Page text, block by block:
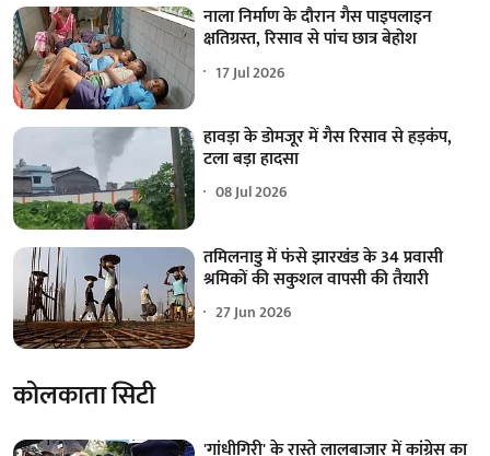
नाला निर्माण के दौरान गैस पाइपलाइन
क्षतिग्रस्त, रिसाव से पांच छात्र बेहोश
17 Jul 2026
हावड़ा के डोमजूर में गैस रिसाव से हड़कंप,
टला बड़ा हादसा
08 Jul 2026
तमिलनाडु में फंसे झारखंड के 34 प्रवासी
श्रमिकों की सकुशल वापसी की तैयारी
27 Jun 2026
कोलकाता सिटी